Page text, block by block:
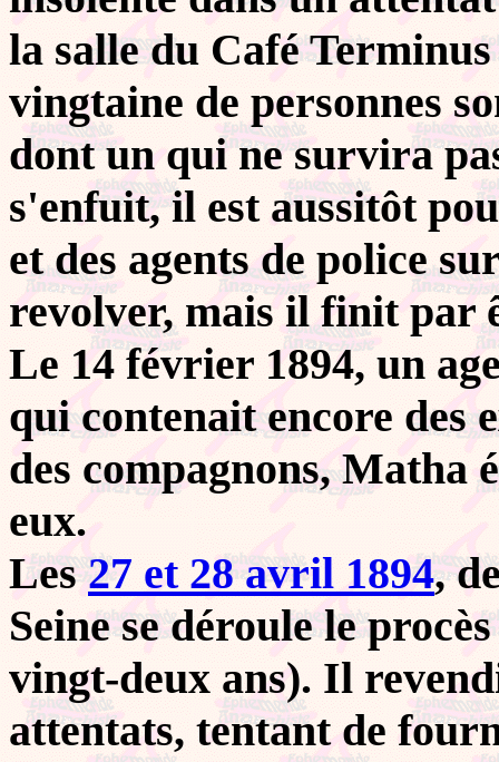
la salle du Café
vingtaine de personnes
dont un qui ne survira
s'enfuit, il est aussitôt
et des agents de police
revolver, mais il finit par
Le 14 février 1894, un
qui contenait encore des
des compagnons,
eux.
Les27 et 28 avril 1894,
Seine se déroule le
vingt-deux ans). Il
attentats, tentant de